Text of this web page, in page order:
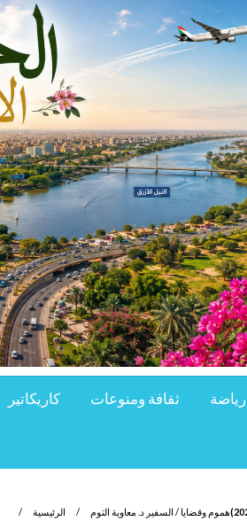
رياضة ثقافة ومنوعات كاريكاتير
الرئيسية هموم وقضايا / السفير د. معاوية التوم